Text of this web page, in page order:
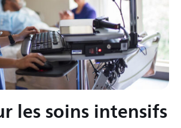
les soins intensifs